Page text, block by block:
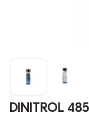
DINITROL